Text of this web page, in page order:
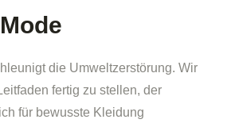
die Umweltzerstörung. Wir
fertig zu stellen, der
für bewusste Kleidung